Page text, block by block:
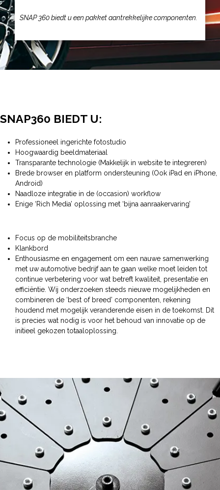
SNAP 360 biedt u een pakket aantrekkelijke componenten.
SNAP360 BIEDT U:
Professioneel ingerichte fotostudio
Hoogwaardig beeldmateriaal
Transparante technologie (Makkelijk in website te integreren)
Brede browser en platform ondersteuning (Ook iPad en iPhone,
Android)
Naadloze integratie in de (occasion) workflow
Enige ‘Rich Media’ oplossing met ‘bijna aanraakervaring’
Focus op de mobiliteitsbranche
Klankbord
Enthousiasme en engagement om een nauwe samenwerking
met uw automotive bedrijf aan te gaan welke moet leiden tot
continue verbetering voor wat betreft kwaliteit, presentatie en
efficiëntie. Wij onderzoeken steeds nieuwe mogelijkheden en
combineren de ‘best of breed’ componenten, rekening
houdend met mogelijk veranderende eisen in de toekomst. Dit
is precies wat nodig is voor het behoud van innovatie op de
initieel gekozen totaaloplossing.